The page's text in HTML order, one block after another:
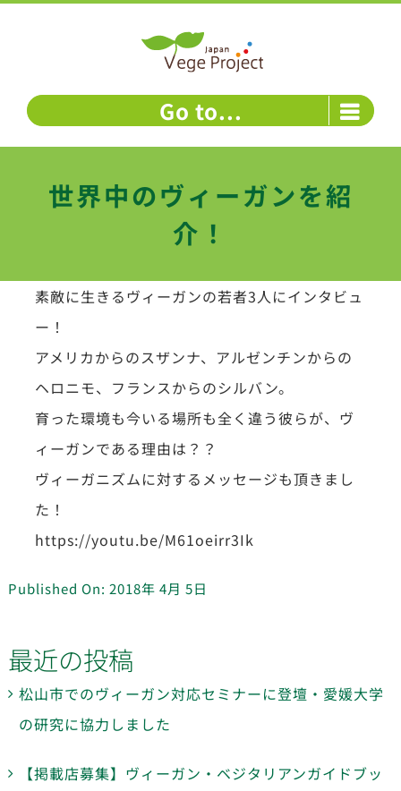
Go to...
世界中のヴィーガンを紹
介！
素敵に生きるヴィーガンの若者3人にインタビュ
ー！
アメリカからのスザンナ、アルゼンチンからの
ヘロニモ、フランスからのシルバン。
育った環境も今いる場所も全く違う彼らが、ヴ
ィーガンである理由は？？
ヴィーガニズムに対するメッセージも頂きまし
た！
https://youtu.be/M61oeirr3Ik
Published On: 2018年 4月 5日
最近の投稿
松山市でのヴィーガン対応セミナーに登壇・愛媛大学
の研究に協力しました
【掲載店募集】ヴィーガン・ベジタリアンガイドブッ